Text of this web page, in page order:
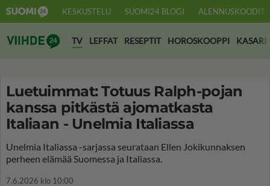
KESKUSTELU SUOMI24 BLOGI ALENNUSKOODIT
Suomi24 Viihde
TV LEFFAT RESEPTIT HOROSKOOPPI KASARI
Luetuimmat: Totuus Ralph-pojan
kanssa pitkästä ajomatkasta
Italiaan - Unelmia Italiassa
Unelmia Italiassa -sarjassa seurataan Ellen Jokikunnaksen
perheen elämää Suomessa ja Italiassa.
7.6.2026 klo 10:00